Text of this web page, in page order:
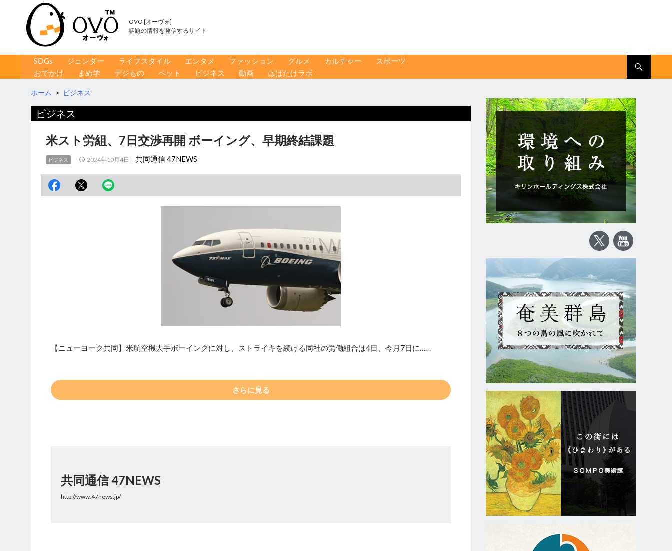
OVO [オーヴォ]
話題の情報を発信するサイト
コンテンツへ移動
SDGs ジェンダー ライフスタイル エンタメ ファッション グルメ カルチャー
スポーツ
おでかけ
まめ学 デジもの ペット ビジネス 動画 はばたけラボ
ホーム > ビジネス
ビジネス
米スト労組、7日交渉再開 ボーイング、早期終結課題
ビジネス 2024年10月4日 共同通信 47NEWS
【ニューヨーク共同】米航空機大手ボーイングに対し、ストライキを続ける同社の労働組合は4日、今月7日に……
さらに見る
共同通信 47NEWS
http://www.47news.jp/